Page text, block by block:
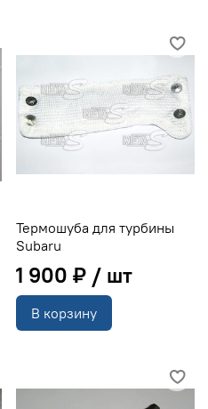
Термошуба для турбины
Subaru
1 900 ₽
В корзину